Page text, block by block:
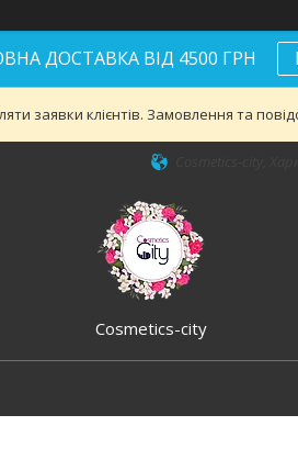
ДОСТАВКА ВІД 4500 ГРН
заявки клієнтів. Замовлення та
Cosmetics-city